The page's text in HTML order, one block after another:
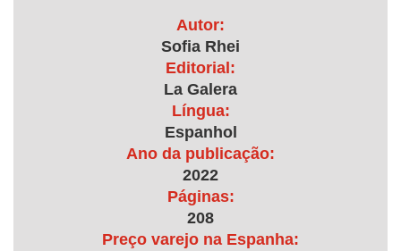
Autor:
Sofia Rhei
Editorial:
La Galera
Língua:
Espanhol
Ano da publicação:
2022
Páginas:
208
Preço varejo na Espanha: